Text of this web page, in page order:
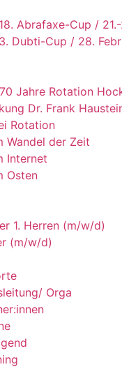
Abrafaxe-Cup /
Dubti-Cup / 28.
Jahre Rotation
Dr. Frank
Rotation
Wandel der Zeit
Internet
Osten
1. Herren (m/w/d)
(m/w/d)
Orga